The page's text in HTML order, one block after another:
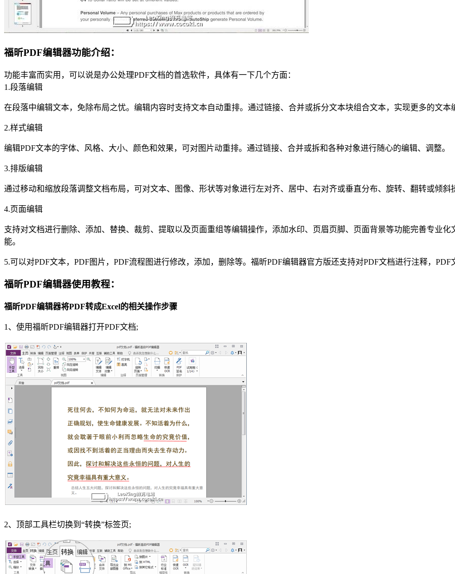
福昕PDF编辑器功能介绍：
功能丰富而实用，可以说是办公处理PDF文档的首选软件，具体有一下几个方面：
1.段落编辑
在段落中编辑文本，免除布局之忧。编辑内容时支持文本自动重排。通过链接、合并或拆分文本块组合文本，实现更多的文本
2.样式编辑
编辑PDF文本的字体、风格、大小、颜色和效果，可对图片动重排。通过链接、合并或拆和各种对象进行随心的编辑、调整。
3.排版编辑
通过移动和缩放段落调整文档布局，可对文本、图像、形状等对象进行左对齐、居中、右对齐或垂直分布、旋转、翻转或倾斜
4.页面编辑
支持对文档进行删除、添加、替换、裁剪、提取以及页面重组等编辑操作，添加水印、页眉页脚、页面背景等功能完善专业
能。
5.可以对PDF文本，PDF图片，PDF流程图进行修改，添加，删除等。福昕PDF编辑器官方版还支持对PDF文档进行注释，PDF
福昕PDF编辑器使用教程：
福昕PDF编辑器将PDF转成Excel的相关操作步骤
1、使用福昕PDF编辑器打开PDF文档;
2、顶部工具栏切换到“转换”标签页;